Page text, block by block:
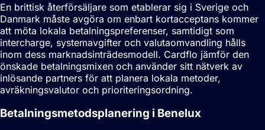
En brittisk återförsäljare som etablerar sig i Sverige och
Danmark måste avgöra om enbart kortacceptans kommer
att möta lokala betalningspreferenser, samtidigt som
intercharge, systemavgifter och valutaomvandling hålls
inom dess marknadsinträdesmodell. Cardflo jämför den
önskade betalningsmixen och använder sitt nätverk av
inlösande partners för att planera lokala metoder,
avräkningsvalutor och prioriteringsordning.
Betalningsmetodsplanering i Benelux